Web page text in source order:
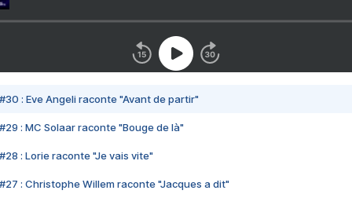
#30 : Eve Angeli raconte "Avant de partir"
#29 : MC Solaar raconte "Bouge de là"
#28 : Lorie raconte "Je vais vite"
#27 : Christophe Willem raconte "Jacques a dit"